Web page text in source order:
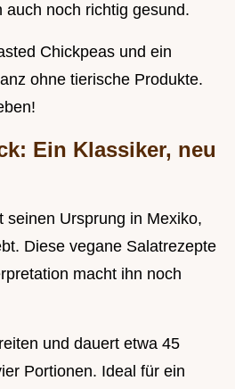
auch noch richtig gesund.
Chickpeas und ein
ohne tierische Produkte.
Ein Klassiker, neu
seinen Ursprung in Mexiko,
Diese vegane Salatrezepte
macht ihn noch
und dauert etwa 45
Portionen. Ideal für ein